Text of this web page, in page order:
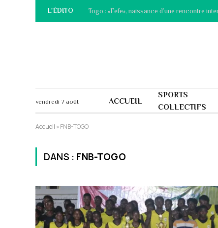
L'ÉDITO Togo : «Fefe», naissance d’une rencontre
vendredi 7 août ACCUEIL
SPORTS
COLLECTIFS
Accueil »FNB-TOGO
DANS : FNB-TOGO